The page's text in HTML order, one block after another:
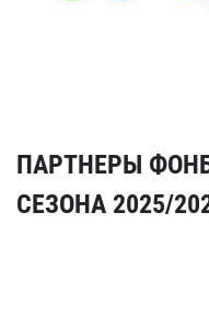
ПАРТНЕРЫ
СЕЗОНА 2025/